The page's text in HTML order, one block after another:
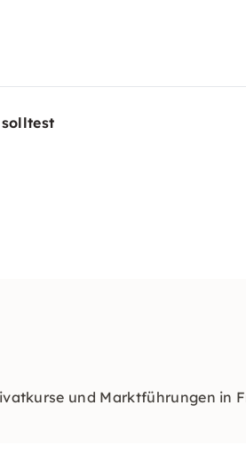
und Marktführungen in